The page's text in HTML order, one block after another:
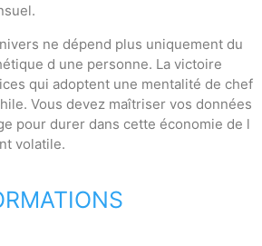
ne dépend plus uniquement du
d une personne. La victoire
qui adoptent une mentalité de chef
Vous devez maîtriser vos données
pour durer dans cette économie de l
volatile.